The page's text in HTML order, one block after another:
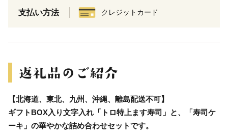
支払い方法 クレジットカード
【北海道、東北、九州、沖縄、離島配送不可】
ギフトBOX入り文字入れ「トロ特上ます寿司」と、「寿司ケ
ーキ」の華やかな詰め合わせセットです。